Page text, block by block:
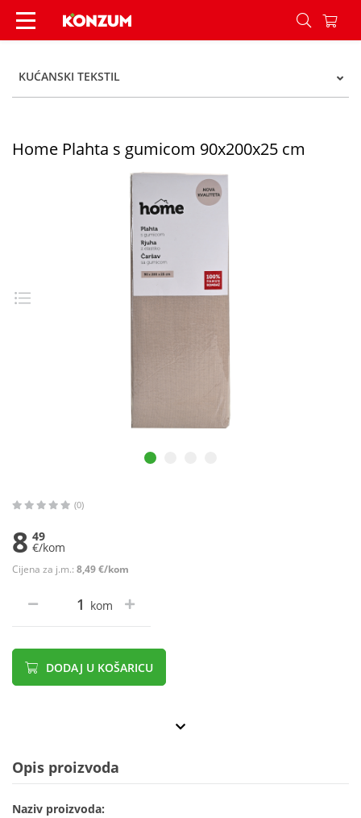
Home Plahta s gumicom 90x200x25 cm - Konzum
KUĆANSKI TEKSTIL
Home Plahta s gumicom 90x200x25 cm
(0)
8 49
€/kom
Cijena za j.m.: 8,49 €/kom
kom
DODAJ U KOŠARICU
Opis proizvoda
Naziv proizvoda: